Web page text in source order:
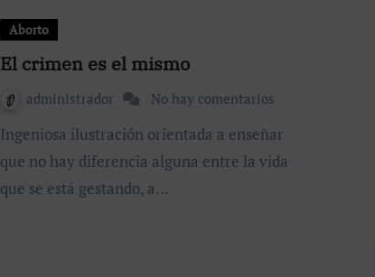
Aborto
El crimen es el mismo
administrador No hay comentarios
Ingeniosa ilustración orientada a enseñar
que no hay diferencia alguna entre la vida
que se está gestando, a…